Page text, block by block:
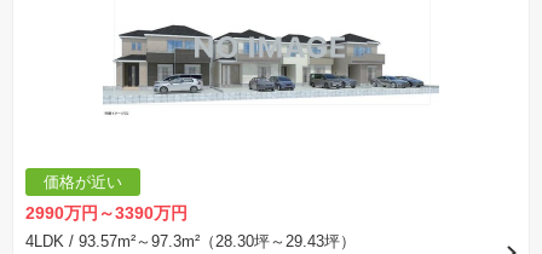
価格が近い
2990万円～3390万円
4LDK / 93.57m²～97.3m²（28.30坪～29.43坪）